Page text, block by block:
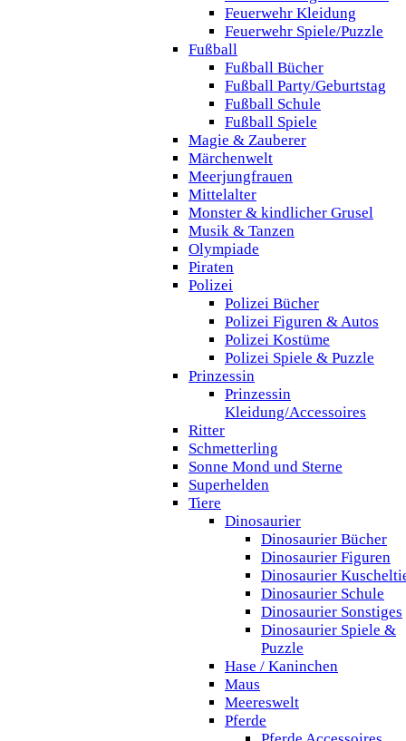
Feuerwehr Kleidung
Feuerwehr Spiele/Puzzle
Fußball
Fußball Bücher
Fußball Party/Geburtstag
Fußball Schule
Fußball Spiele
Magie & Zauberer
Märchenwelt
Meerjungfrauen
Mittelalter
Monster & kindlicher Grusel
Musik & Tanzen
Olympiade
Piraten
Polizei
Polizei Bücher
Polizei Figuren & Autos
Polizei Kostüme
Polizei Spiele & Puzzle
Prinzessin
Prinzessin
Kleidung/Accessoires
Ritter
Schmetterling
Sonne Mond und Sterne
Superhelden
Tiere
Dinosaurier
Dinosaurier Bücher
Dinosaurier Figuren
Dinosaurier
Dinosaurier Schule
Dinosaurier Sonstiges
Dinosaurier Spiele &
Puzzle
Hase / Kaninchen
Maus
Meereswelt
Pferde